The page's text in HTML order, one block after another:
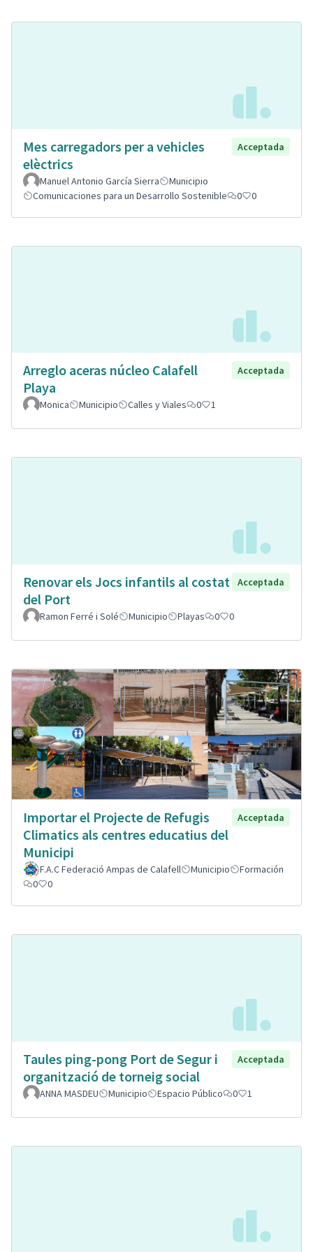
Mes carregadors per a vehicles
elèctrics
Acceptada
Manuel Antonio García Sierra
Municipio
Comunicaciones para un Desarrollo Sostenible
0 0
Arreglo aceras núcleo Calafell
Playa
Acceptada
Monica Municipio Calles y Viales 0 1
Renovar els Jocs infantils al costat
del Port
Acceptada
Ramon Ferré i Solé Municipio Playas 0 0
Importar el Projecte de Refugis
Climatics als centres educatius del
Municipi
Acceptada
F.A.C Federació Ampas de Calafell Municipio
Formación
0
0
Taules ping-pong Port de Segur i
organització de torneig social
Acceptada
ANNA MASDEU Municipio Espacio Público 0 1